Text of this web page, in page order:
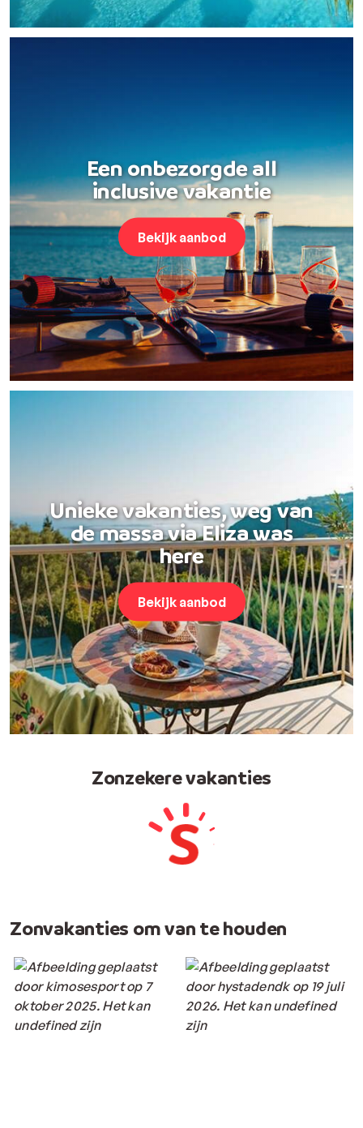
Een onbezorgde all
inclusive vakantie
Bekijk aanbod
Unieke vakanties, weg van
de massa via Eliza was
here
Bekijk aanbod
Zonzekere vakanties
Zonvakanties om van te houden